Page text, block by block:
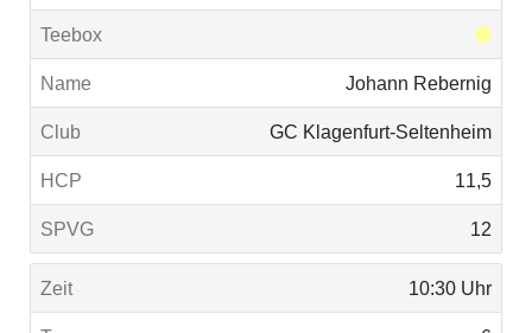
Johann Rebernig
GC Klagenfurt-Seltenheim
11,5
12
10:30 Uhr